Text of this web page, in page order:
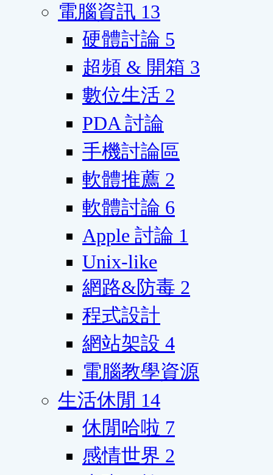
電腦資訊 13
硬體討論 5
超頻 & 開箱 3
數位生活 2
PDA 討論
手機討論區
軟體推薦 2
軟體討論 6
Apple 討論 1
Unix-like
網路&防毒 2
程式設計
網站架設 4
電腦教學資源
生活休閒 14
休閒哈啦 7
感情世界 2